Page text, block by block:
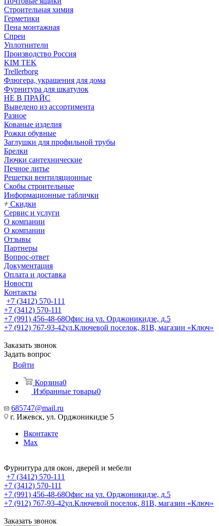
Строительная химия
Герметики
Пена монтажная
Спреи
Уплотнители
Производство Россия
KIM TEK
Trellerborg
Флюгера, украшения для дома
Фурнитура для шкатулок
НЕ В ПРАЙС
Выведено из ассортимента
Разное
Кованые изделия
Рожки обувные
Заглушки для профильной трубы
Брелки
Лючки сантехнические
Печное литье
Решетки вентиляционные
Скобы строительные
Информационные таблички
Скидки
Сервис и услуги
О компании
О компании
Отзывы
Партнеры
Вопрос-ответ
Документация
Оплата и доставка
Новости
Контакты
+7 (3412) 570-111
+7 (3412) 570-111
+7 (991) 456-48-68Офис на ул. Орджоникидзе, д.5
+7 (912) 767-93-42ул.Ключевой поселок, 81В, магазин «Ключ»
Заказать звонок
Задать вопрос
Войти
Корзина0
Избранные товары0
685747@mail.ru
г. Ижевск, ул. Орджоникидзе 5
Вконтакте
Max
Фурнитура для окон, дверей и мебели
+7 (3412) 570-111
+7 (3412) 570-111
+7 (991) 456-48-68Офис на ул. Орджоникидзе, д.5
+7 (912) 767-93-42ул.Ключевой поселок, 81В, магазин «Ключ»
Заказать звонок